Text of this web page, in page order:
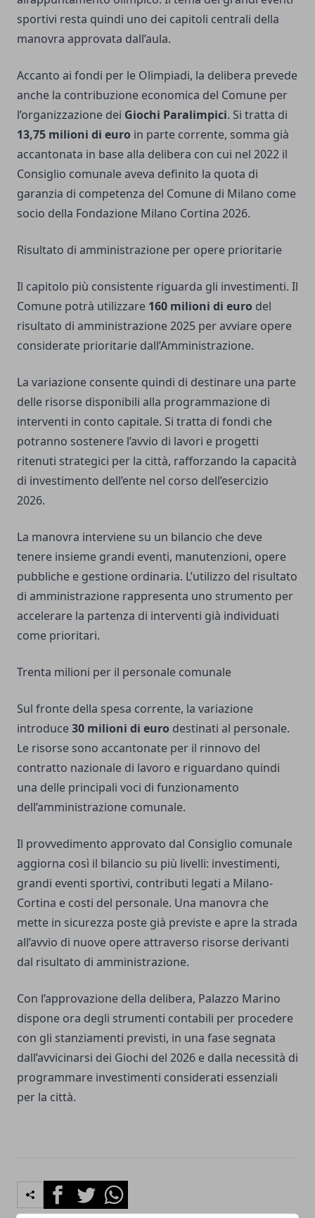
sportivi resta quindi uno dei capitoli centrali della
manovra approvata dall’aula.
Accanto ai fondi per le Olimpiadi, la delibera prevede
anche la contribuzione economica del Comune per
l’organizzazione dei Giochi Paralimpici. Si tratta di
13,75 milioni di euro in parte corrente, somma già
accantonata in base alla delibera con cui nel 2022 il
Consiglio comunale aveva definito la quota di
garanzia di competenza del Comune di Milano come
socio della Fondazione Milano Cortina 2026.
Risultato di amministrazione per opere prioritarie
Il capitolo più consistente riguarda gli investimenti. Il
Comune potrà utilizzare 160 milioni di euro del
risultato di amministrazione 2025 per avviare opere
considerate prioritarie dall’Amministrazione.
La variazione consente quindi di destinare una parte
delle risorse disponibili alla programmazione di
interventi in conto capitale. Si tratta di fondi che
potranno sostenere l’avvio di lavori e progetti
ritenuti strategici per la città, rafforzando la capacità
di investimento dell’ente nel corso dell’esercizio
2026.
La manovra interviene su un bilancio che deve
tenere insieme grandi eventi, manutenzioni, opere
pubbliche e gestione ordinaria. L’utilizzo del risultato
di amministrazione rappresenta uno strumento per
accelerare la partenza di interventi già individuati
come prioritari.
Trenta milioni per il personale comunale
Sul fronte della spesa corrente, la variazione
introduce30 milioni di euro destinati al personale.
Le risorse sono accantonate per il rinnovo del
contratto nazionale di lavoro e riguardano quindi
una delle principali voci di funzionamento
dell’amministrazione comunale.
Il provvedimento approvato dal Consiglio comunale
aggiorna così il bilancio su più livelli: investimenti,
grandi eventi sportivi, contributi legati a Milano-
Cortina e costi del personale. Una manovra che
mette in sicurezza poste già previste e apre la strada
all’avvio di nuove opere attraverso risorse derivanti
dal risultato di amministrazione.
Con l’approvazione della delibera, Palazzo Marino
dispone ora degli strumenti contabili per procedere
con gli stanziamenti previsti, in una fase segnata
dall’avvicinarsi dei Giochi del 2026 e dalla necessità di
programmare investimenti considerati essenziali
per la città.
FacebookTwitterWhatsapp